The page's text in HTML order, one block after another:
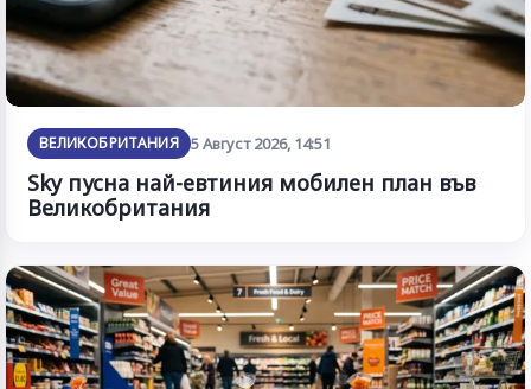
ВЕЛИКОБРИТАНИЯ 5 Август 2026, 14:51
Sky пусна най-евтиния мобилен план във
Великобритания